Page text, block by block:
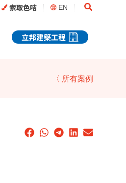
索取色咭 EN Search
立邦建築工程
〈 所有案例